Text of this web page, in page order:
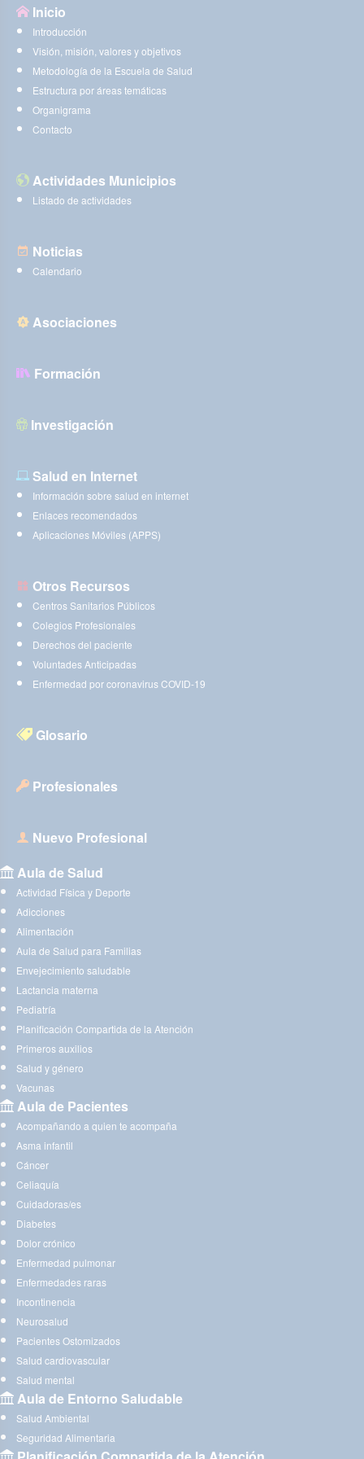
Inicio
Introducción
Visión, misión, valores y objetivos
Metodología de la Escuela de Salud
Estructura por áreas temáticas
Organigrama
Contacto
Actividades Municipios
Listado de actividades
Noticias
Calendario
Asociaciones
Formación
Investigación
Salud en Internet
Información sobre salud en internet
Enlaces recomendados
Aplicaciones Móviles (APPS)
Otros Recursos
Centros Sanitarios Públicos
Colegios Profesionales
Derechos del paciente
Voluntades Anticipadas
Enfermedad por coronavirus COVID-19
Glosario
Profesionales
Nuevo Profesional
Aula de Salud
Actividad Física y Deporte
Adicciones
Alimentación
Aula de Salud para Familias
Envejecimiento saludable
Lactancia materna
Pediatría
Planificación Compartida de la Atención
Primeros auxilios
Salud y género
Vacunas
Aula de Pacientes
Acompañando a quien te acompaña
Asma infantil
Cáncer
Celiaquía
Cuidadoras/es
Diabetes
Dolor crónico
Enfermedad pulmonar
Enfermedades raras
Incontinencia
Neurosalud
Pacientes Ostomizados
Salud cardiovascular
Salud mental
Aula de Entorno Saludable
Salud Ambiental
Seguridad Alimentaria